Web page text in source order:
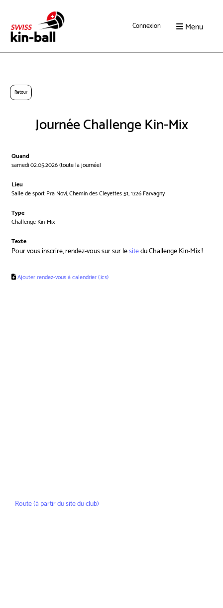
Connexion Menu
Retour
Journée Challenge Kin-Mix
Quand
samedi 02.05.2026 (toute la journée)
Lieu
Salle de sport Pra Novi, Chemin des Cleyettes 51, 1726 Farvagny
Type
Challenge Kin-Mix
Texte
Pour vous inscrire, rendez-vous sur sur lesitedu Challenge Kin-Mix !
Ajouter rendez-vous à calendrier (.ics)
Route (à partir du site du club)